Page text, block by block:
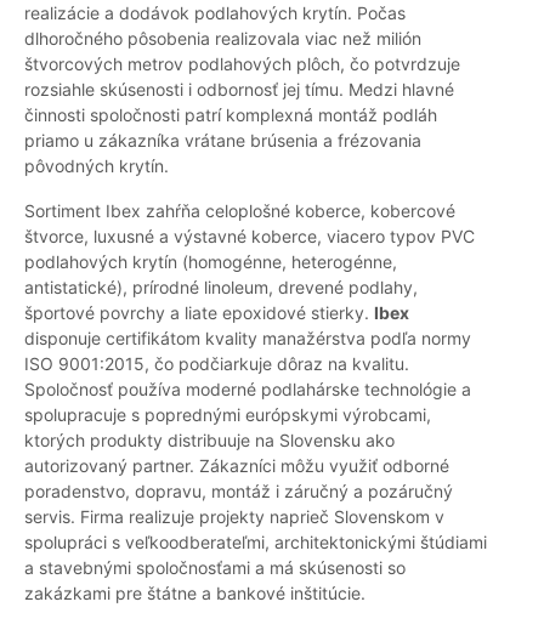
realizácie a dodávok podlahových krytín. Počas
dlhoročného pôsobenia realizovala viac než milión
štvorcových metrov podlahových plôch, čo potvrdzuje
rozsiahle skúsenosti i odbornosť jej tímu. Medzi hlavné
činnosti spoločnosti patrí komplexná montáž podláh
priamo u zákazníka vrátane brúsenia a frézovania
pôvodných krytín.
Sortiment Ibex zahŕňa celoplošné koberce, kobercové
štvorce, luxusné a výstavné koberce, viacero typov PVC
podlahových krytín (homogénne, heterogénne,
antistatické), prírodné linoleum, drevené podlahy,
športové povrchy a liate epoxidové stierky. Ibex
disponuje certifikátom kvality manažérstva podľa normy
ISO 9001:2015, čo podčiarkuje dôraz na kvalitu.
Spoločnosť používa moderné podlahárske technológie a
spolupracuje s poprednými európskymi výrobcami,
ktorých produkty distribuuje na Slovensku ako
autorizovaný partner. Zákazníci môžu využiť odborné
poradenstvo, dopravu, montáž i záručný a pozáručný
servis. Firma realizuje projekty naprieč Slovenskom v
spolupráci s veľkoodberateľmi, architektonickými štúdiami
a stavebnými spoločnosťami a má skúsenosti so
zakázkami pre štátne a bankové inštitúcie.